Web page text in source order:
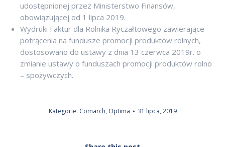
udostępnionej przez Ministerstwo Finansów,
obowiązującej od 1 lipca 2019.
Wydruki Faktur dla Rolnika Ryczałtowego zawierające
potrącenia na fundusze promocji produktów rolnych,
dostosowano do ustawy z dnia 13 czerwca 2019r. o
zmianie ustawy o funduszach promocji produktów rolno
– spożywczych.
Kategorie: Comarch, Optima 31 lipca, 2019